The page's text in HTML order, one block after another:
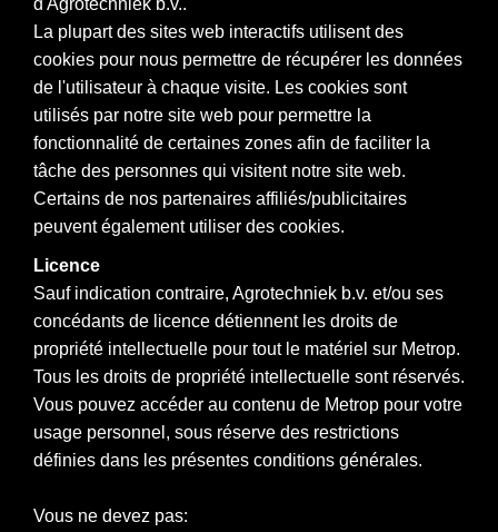
d'Agrotechniek b.v..
La plupart des sites web interactifs utilisent des
cookies pour nous permettre de récupérer les données
de l'utilisateur à chaque visite. Les cookies sont
utilisés par notre site web pour permettre la
fonctionnalité de certaines zones afin de faciliter la
tâche des personnes qui visitent notre site web.
Certains de nos partenaires affiliés/publicitaires
peuvent également utiliser des cookies.
Licence
Sauf indication contraire, Agrotechniek b.v. et/ou ses
concédants de licence détiennent les droits de
propriété intellectuelle pour tout le matériel sur Metrop.
Tous les droits de propriété intellectuelle sont réservés.
Vous pouvez accéder au contenu de Metrop pour votre
usage personnel, sous réserve des restrictions
définies dans les présentes conditions générales.
Vous ne devez pas: